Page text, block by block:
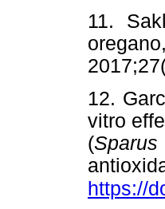
11.
12.
vitro
(
https://